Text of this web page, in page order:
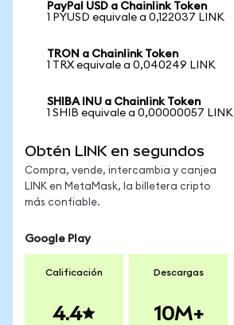
PayPal USD a Chainlink Token
1 PYUSD equivale a 0,122037 LINK
TRON a Chainlink Token
1 TRX equivale a 0,040249 LINK
SHIBA INU a Chainlink Token
1 SHIB equivale a 0,00000057 LINK
Obtén LINK en segundos
Compra, vende, intercambia y canjea
LINK en MetaMask, la billetera cripto
más confiable.
Google Play
Calificación
4.4
Descargas
10M+